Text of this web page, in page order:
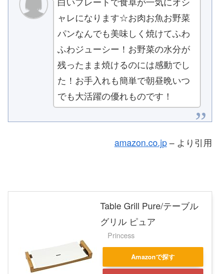
ャレになります☆お肉お魚お野菜
パンなんでも美味しく焼けてふわ
ふわジューシー！お野菜の水分が
残ったまま焼けるのには感動でし
た！お手入れも簡単で朝昼晩いつ
でも大活躍の優れものです！
amazon.co.jp– より引用
Table Grill Pure/テーブル
グリル ピュア
Princess
Amazonで探す